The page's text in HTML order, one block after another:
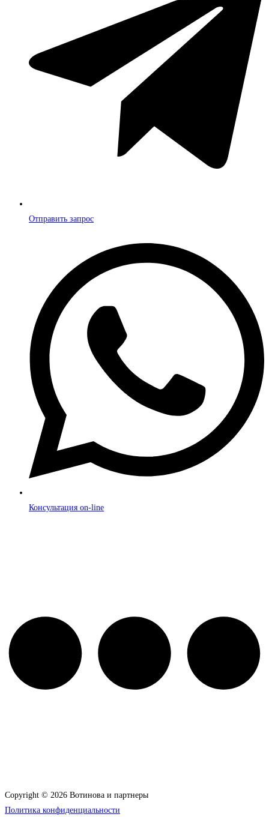
Отправить запрос
Консультация on-line
Copyright © 2026 Вотинова и партнеры
Политика конфиденциальности